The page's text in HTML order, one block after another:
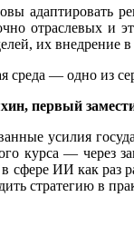
адаптировать
их
среда — одно из
первый
усилия
курса — через
сфере ИИ как раз
стратегию в